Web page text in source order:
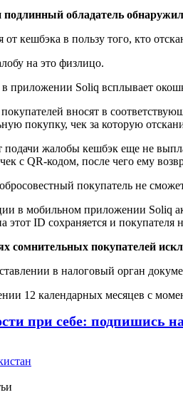
обладатель
от кешбэка в пользу того, кто
на это физлицо.
приложении Soliq всплывает
вносят в
покупку, чек за которую
жалобы кешбэк еще не
с QR-кодом, после чего ему
покупатель не
в мобильном приложении Soliq
этот ID сохраняется и
сомнительных покупателей
в налоговый орган
12 календарных месяцев с
при себе: подпишись